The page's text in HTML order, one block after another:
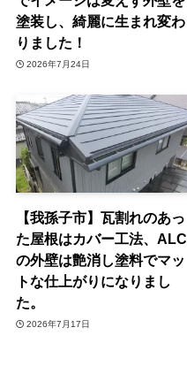
塗装し、綺麗に生まれ変わ
りました！
2026年7月24日
【我孫子市】瓦割れのあっ
た屋根はカバー工法、ALC
の外壁は艶消し塗料でマッ
トな仕上がりになりまし
た。
2026年7月17日